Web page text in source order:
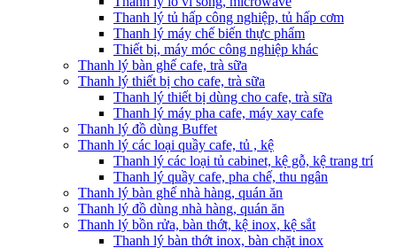
Thanh lý tủ hấp công nghiệp, tủ hấp cơm
Thanh lý máy chế biến thực phẩm
Thiết bị, máy móc công nghiệp khác
Thanh lý bàn ghế cafe, trà sữa
Thanh lý thiết bị cho cafe, trà sữa
Thanh lý thiết bị dùng cho cafe, trà sữa
Thanh lý máy pha cafe, máy xay cafe
Thanh lý đồ dùng Buffet
Thanh lý các loại quầy cafe, tủ , kệ
Thanh lý các loại tủ cabinet, kệ gỗ, kệ trang trí
Thanh lý quầy cafe, pha chế, thu ngân
Thanh lý bàn ghế nhà hàng, quán ăn
Thanh lý đồ dùng nhà hàng, quán ăn
Thanh lý bồn rửa, bàn thớt, kệ inox, kệ sắt
Thanh lý bàn thớt inox, bàn chặt inox